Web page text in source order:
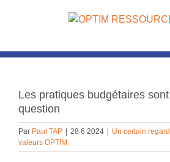
l'image
agrandie
Les pratiques budgétaires
question
Par Paul TAP 28 6 2024
Un certain
valeurs OPTIM